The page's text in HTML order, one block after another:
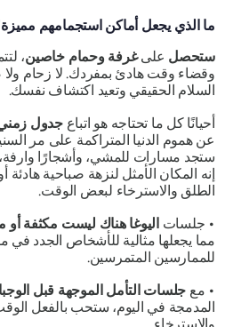
ما الذي يجعل أماكن استجمامهم مميزة؟
ستحصل على غرفة وحمام خاصين،
وقضاء وقت هادئ بمفردك. لا زحام ولا
السلام الحقيقي وتعيد اكتشاف نفسك.
أحيانًا كل ما تحتاجه هو اتباعجدول زمني
عن هموم الدنيا المتراكمة على مر
ستجد مسارات للمشي، وأشجارًا
إنه المكان الأمثل لنزهة صباحية هادئة
الطلق والاسترخاء لبعض الوقت.
جلساتاليوغا هناك ليست مكثفة أو
مما يجعلها مثالية للأشخاص الجدد في
للممارسين المتمرسين.
معجلسات التأمل الموجهة قبل
المدمجة في اليوم، ستحب بالفعل
والاسترخاء.